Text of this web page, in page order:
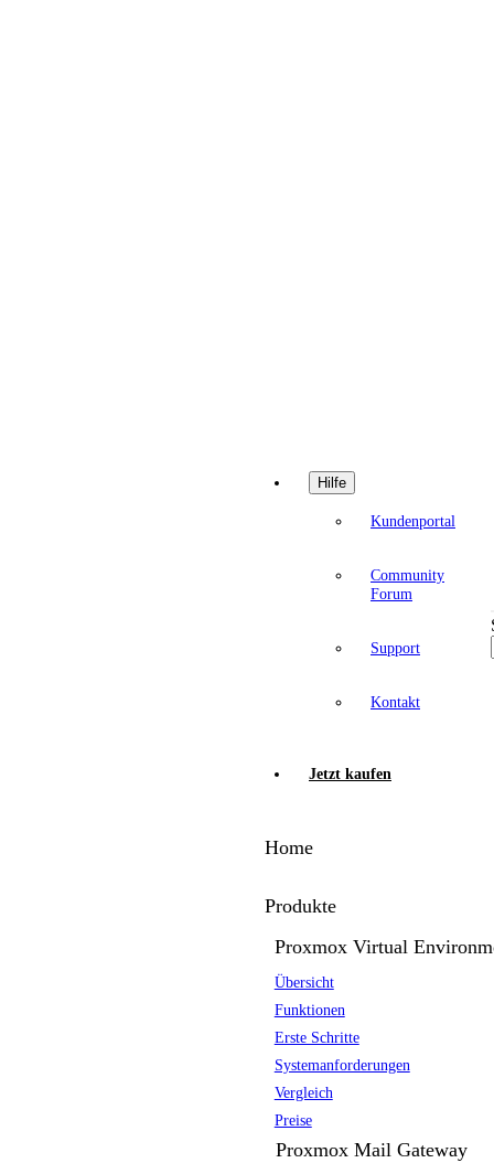
Hilfe
Kundenportal
Community
Forum
Support
Kontakt
Jetzt kaufen
Home
Produkte
Proxmox Virtual
Übersicht
Funktionen
Erste Schritte
Systemanforderungen
Vergleich
Preise
Proxmox Mail Gateway